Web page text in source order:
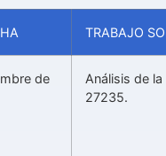
TRABAJO
de
Análisis de
27235.